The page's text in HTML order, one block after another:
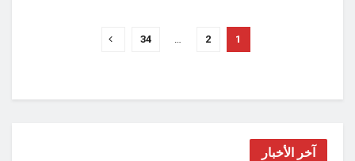
1
2
…
34
آخر الأخبار